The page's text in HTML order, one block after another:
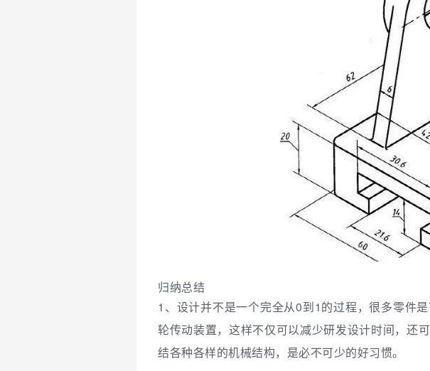
归纳总结
1、设计并不是一个完全从0到1的过程，很多零件
轮传动装置，这样不仅可以减少研发设计时间，还
结各种各样的机械结构，是必不可少的好习惯。